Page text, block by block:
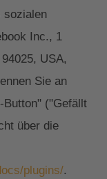
sozialen
Inc., 1
USA,
Sie an
Button" ("Gefällt
über die
plugins/.